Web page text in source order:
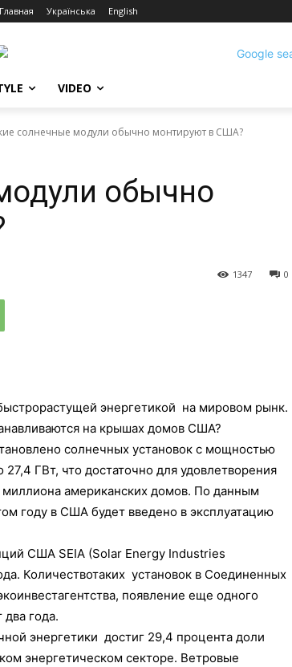
Главная Українська English
VIDEO
солнечные модули обычно монтируют в США?
обычно
0
1347
энергетикой на мировом рынк.
на крышах домов США?
солнечных установок с мощностью
ГВт, что достаточно для удовлетворения
американских домов. По данным
году в США будет введено в эксплуатацию
США SEIA (Solar Energy Industries
Количествотаких установок в Соединенных
появление еще одного
года.
энергетики достиг 29,4 процента доли
энергетическом секторе. Ветровые